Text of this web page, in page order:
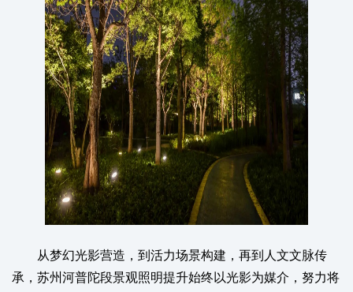
从梦幻光影营造，到活力场景构建，再到人文文脉传
承，苏州河普陀段景观照明提升始终以光影为媒介，努力将